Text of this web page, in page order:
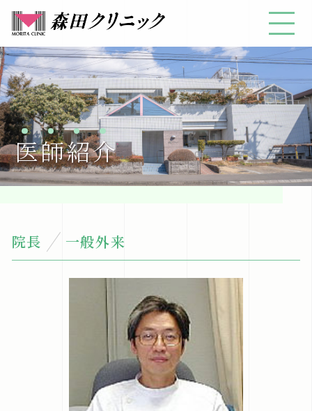
医師紹介
院長 一般外来